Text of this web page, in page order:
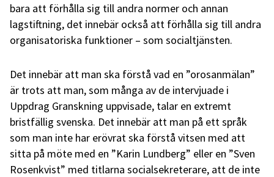
bara att förhålla sig till andra normer och annan
lagstiftning, det innebär också att förhålla sig till andra
organisatoriska funktioner – som socialtjänsten.
Det innebär att man ska förstå vad en ”orosanmälan”
är trots att man, som många av de intervjuade i
Uppdrag Granskning uppvisade, talar en extremt
bristfällig svenska. Det innebär att man på ett språk
som man inte har erövrat ska förstå vitsen med att
sitta på möte med en ”Karin Lundberg” eller en ”Sven
Rosenkvist” med titlarna socialsekreterare, att de inte